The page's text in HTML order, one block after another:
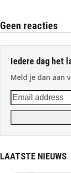
Geen reacties
Iedere dag het
Meld je dan aan
Email
address
LAATSTE NIEUWS